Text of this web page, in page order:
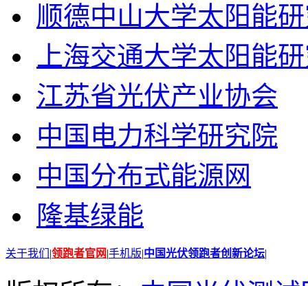
顺德中山大学太阳能
上海交通大学太阳能
江苏省光伏产业协会
中国电力科学研究院
中国分布式能源网
隆基绿能
关于我们 |领跑者官网|手机版|中国光伏领跑者创新论坛|